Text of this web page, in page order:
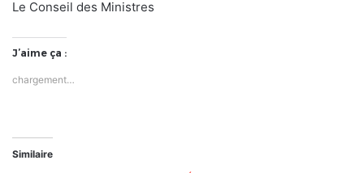
Le Conseil des Ministres
J’aime ça :
chargement…
Similaire